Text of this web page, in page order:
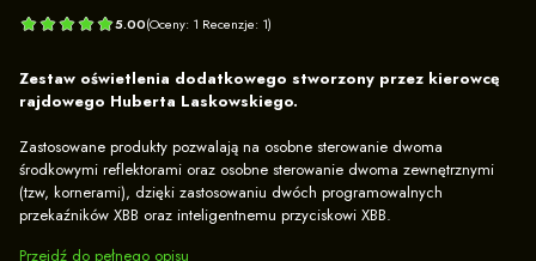
5.00(Oceny: 1 Recenzje: 1)
Zestaw oświetlenia dodatkowego stworzony przez kierowcę
rajdowego Huberta Laskowskiego.
Zastosowane produkty pozwalają na osobne sterowanie dwoma
środkowymi reflektorami oraz osobne sterowanie dwoma zewnętrznymi
(tzw, kornerami), dzięki zastosowaniu dwóch programowalnych
przekaźników XBB oraz inteligentnemu przyciskowi XBB.
Przejdź do pełnego opisu